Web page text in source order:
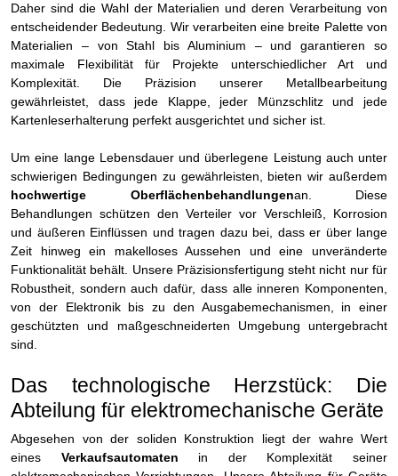
Daher sind die Wahl der Materialien und deren Verarbeitung von
entscheidender Bedeutung. Wir verarbeiten eine breite Palette von
Materialien – von Stahl bis Aluminium – und garantieren so
maximale Flexibilität für Projekte unterschiedlicher Art und
Komplexität. Die Präzision unserer Metallbearbeitung
gewährleistet, dass jede Klappe, jeder Münzschlitz und jede
Kartenleserhalterung perfekt ausgerichtet und sicher ist.
Um eine lange Lebensdauer und überlegene Leistung auch unter
schwierigen Bedingungen zu gewährleisten, bieten wir außerdem
hochwertige Oberflächenbehandlungenan. Diese
Behandlungen schützen den Verteiler vor Verschleiß, Korrosion
und äußeren Einflüssen und tragen dazu bei, dass er über lange
Zeit hinweg ein makelloses Aussehen und eine unveränderte
Funktionalität behält. Unsere Präzisionsfertigung steht nicht nur für
Robustheit, sondern auch dafür, dass alle inneren Komponenten,
von der Elektronik bis zu den Ausgabemechanismen, in einer
geschützten und maßgeschneiderten Umgebung untergebracht
sind.
Das technologische Herzstück: Die
Abteilung für elektromechanische Geräte
Abgesehen von der soliden Konstruktion liegt der wahre Wert
eines Verkaufsautomaten in der Komplexität seiner